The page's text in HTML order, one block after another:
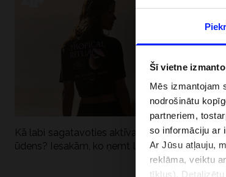
Šī vietne
Mēs izmantojam
nodrošinātu
partneriem,
so informāciju ar
Ar Jūsu atļauju,
reklāma, veiktu
tīklus).
Kā labi sagatavoties aktīvai dienai pie
ūdens? Iesakām, ko ņemt līdzi